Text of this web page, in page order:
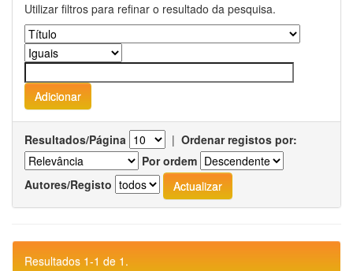
Utilizar filtros para refinar o resultado da pesquisa.
Resultados/Página | Ordenar registos por:
Por ordem
Autores/Registo
Resultados 1-1 de 1.